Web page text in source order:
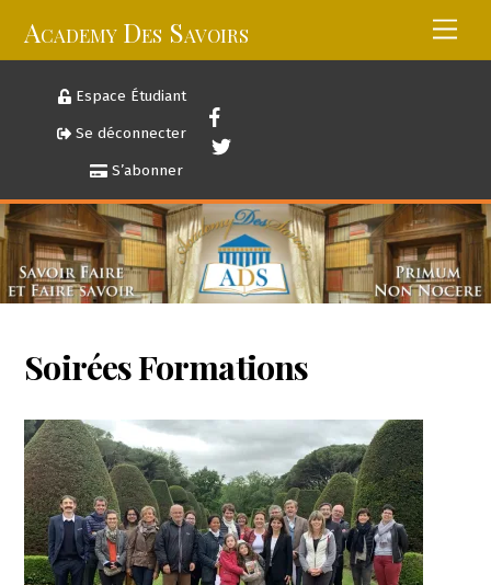
Academy Des Savoirs
Espace Étudiant
Se déconnecter
S’abonner
Soirées Formations